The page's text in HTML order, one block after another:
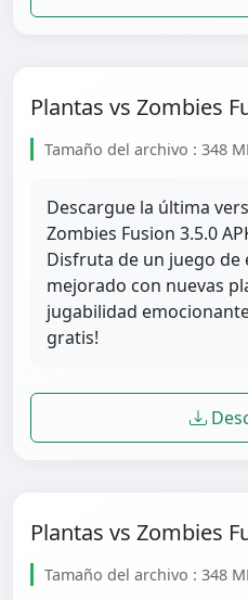
Plantas vs Zombies
Tamaño del archivo : 348
Descargue la última
Zombies Fusion 3.5.0
Disfruta de un juego de
mejorado con nuevas
jugabilidad
gratis!
Plantas vs Zombies
Tamaño del archivo : 348